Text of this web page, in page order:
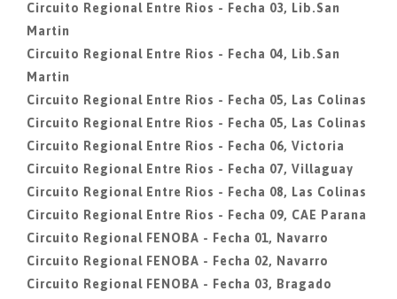
Circuito Regional Entre Rios - Fecha 03, Lib.San
Martin
Circuito Regional Entre Rios - Fecha 04, Lib.San
Martin
Circuito Regional Entre Rios - Fecha 05, Las Colinas
Circuito Regional Entre Rios - Fecha 05, Las Colinas
Circuito Regional Entre Rios - Fecha 06, Victoria
Circuito Regional Entre Rios - Fecha 07, Villaguay
Circuito Regional Entre Rios - Fecha 08, Las Colinas
Circuito Regional Entre Rios - Fecha 09, CAE Parana
Circuito Regional FENOBA - Fecha 01, Navarro
Circuito Regional FENOBA - Fecha 02, Navarro
Circuito Regional FENOBA - Fecha 03, Bragado